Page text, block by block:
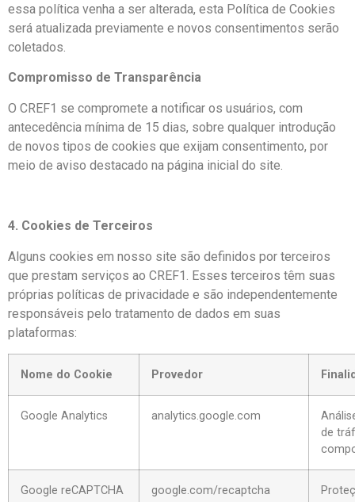
essa política venha a ser alterada, esta Política de Cookies
será atualizada previamente e novos consentimentos serão
coletados.
Compromisso de Transparência
O CREF1 se compromete a notificar os usuários, com
antecedência mínima de 15 dias, sobre qualquer introdução
de novos tipos de cookies que exijam consentimento, por
meio de aviso destacado na página inicial do site.
4. Cookies de Terceiros
Alguns cookies em nosso site são definidos por terceiros
que prestam serviços ao CREF1. Esses terceiros têm suas
próprias políticas de privacidade e são independentemente
responsáveis pelo tratamento de dados em suas
plataformas:
Nome do Cookie Provedor
Google Analytics analytics.google.com
de
Google reCAPTCHA google.com/recaptcha